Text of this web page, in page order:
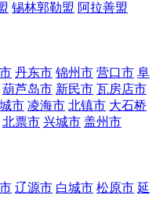
锡林郭勒盟 阿拉善盟
丹东市 锦州市 营口市 阜
葫芦岛市 新民市 瓦房店市
市 凌海市 北镇市 大石桥
北票市 兴城市 盖州市
辽源市 白城市 松原市 延